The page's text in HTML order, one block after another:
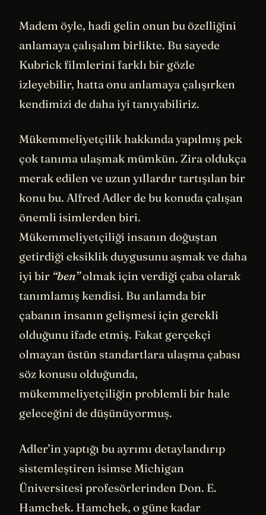
Madem öyle, hadi gelin onun bu özelliğini
anlamaya çalışalım birlikte. Bu sayede
Kubrick filmlerini farklı bir gözle
izleyebilir, hatta onu anlamaya çalışırken
kendimizi de daha iyi tanıyabiliriz.
Mükemmeliyetçilik hakkında yapılmış pek
çok tanıma ulaşmak mümkün. Zira oldukça
merak edilen ve uzun yıllardır tartışılan bir
konu bu. Alfred Adler de bu konuda çalışan
önemli isimlerden biri.
Mükemmeliyetçiliği insanın doğuştan
getirdiği eksiklik duygusunu aşmak ve daha
iyi bir “ben”olmak için verdiği çaba olarak
tanımlamış kendisi. Bu anlamda bir
çabanın insanın gelişmesi için gerekli
olduğunu ifade etmiş. Fakat gerçekçi
olmayan üstün standartlara ulaşma çabası
söz konusu olduğunda,
mükemmeliyetçiliğin problemli bir hale
geleceğini de düşünüyormuş.
Adler’in yaptığı bu ayrımı detaylandırıp
sistemleştiren isimse Michigan
Üniversitesi profesörlerinden Don. E.
Hamchek. Hamchek, o güne kadar